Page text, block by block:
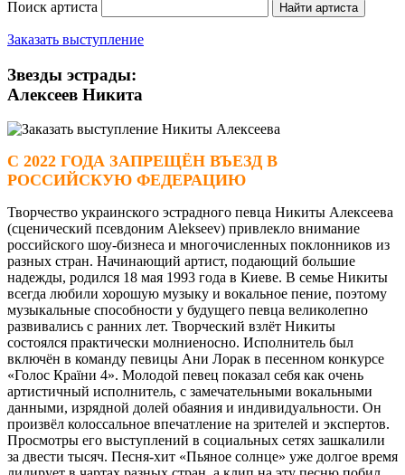
Поиск артиста
Заказать выступление
Звезды эстрады:
Алексеев Никита
С 2022 ГОДА ЗАПРЕЩЁН ВЪЕЗД В
РОССИЙСКУЮ ФЕДЕРАЦИЮ
Творчество украинского эстрадного певца Никиты Алексеева
(сценический псевдоним Alekseev) привлекло внимание
российского шоу-бизнеса и многочисленных поклонников из
разных стран. Начинающий артист, подающий большие
надежды, родился 18 мая 1993 года в Киеве. В семье Никиты
всегда любили хорошую музыку и вокальное пение, поэтому
музыкальные способности у будущего певца великолепно
развивались с ранних лет. Творческий взлёт Никиты
состоялся практически молниеносно. Исполнитель был
включён в команду певицы Ани Лорак в песенном конкурсе
«Голос Країни 4». Молодой певец показал себя как очень
артистичный исполнитель, с замечательными вокальными
данными, изрядной долей обаяния и индивидуальности. Он
произвёл колоссальное впечатление на зрителей и экспертов.
Просмотры его выступлений в социальных сетях зашкалили
за двести тысяч. Песня-хит «Пьяное солнце» уже долгое время